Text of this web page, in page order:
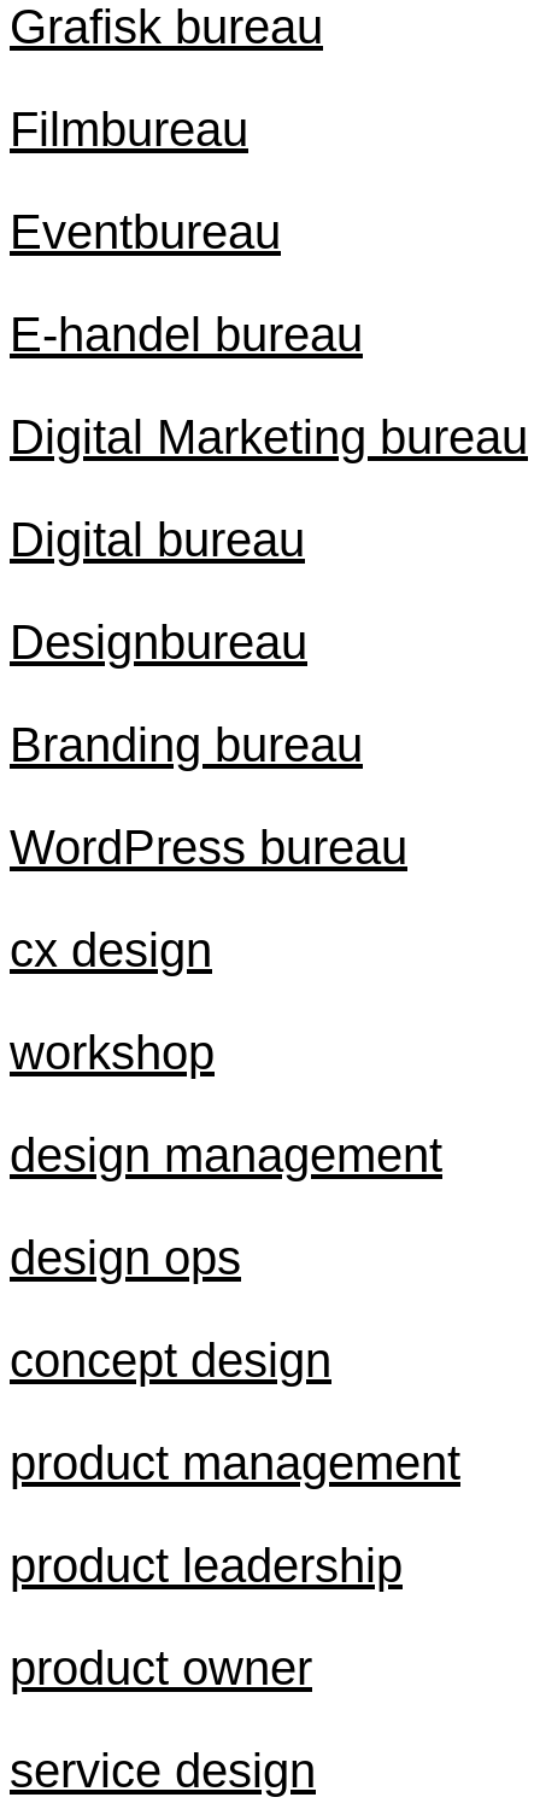
Grafisk bureau
Filmbureau
Eventbureau
E-handel bureau
Digital Marketing bureau
Digital bureau
Designbureau
Branding bureau
WordPress bureau
cx design
workshop
design management
design ops
concept design
product management
product leadership
product owner
service design